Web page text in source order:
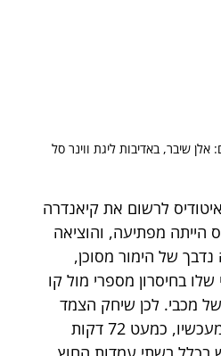
לרשום את קיאנדרה
הייתה מפתיעה, והוציאה
של הימור מסוכן,
בחיסרון מספרי מול קו
מכבי. לכן שיחק הצמד
מדר את מיציץ', M&M מעכשיו, כמעט 72 דקות